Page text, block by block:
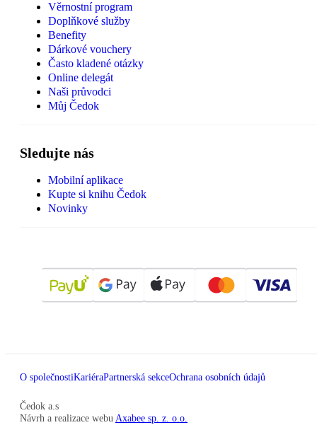
Věrnostní program
Doplňkové služby
Benefity
Dárkové vouchery
Často kladené otázky
Online delegát
Naši průvodci
Můj Čedok
Sledujte nás
Mobilní aplikace
Kupte si knihu Čedok
Novinky
O společnostiKariéraPartnerská sekceOchrana osobních údajů
Čedok a.s
Návrh a realizace webu Axabee sp. z. o.o.